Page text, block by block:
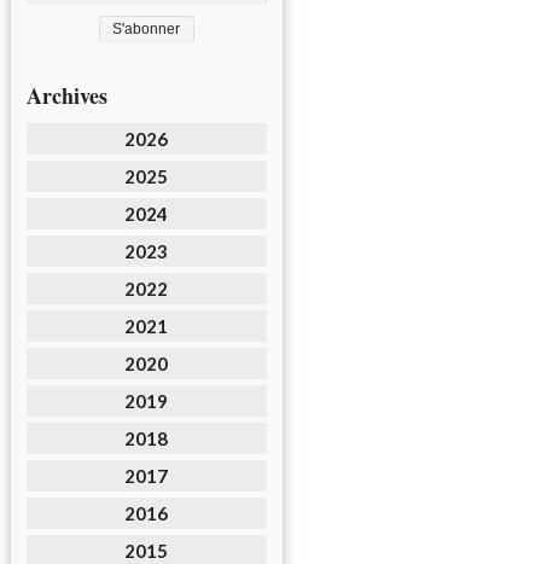
Archives
2026
2025
2024
2023
2022
2021
2020
2019
2018
2017
2016
2015